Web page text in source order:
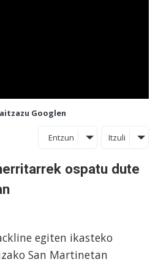
Googlen
Entzun Itzuli
ospatu dute
egiten ikasteko
San Martinetan